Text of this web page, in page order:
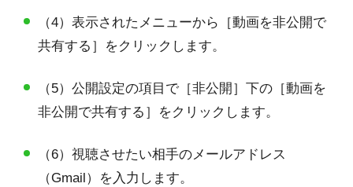
（4）表示されたメニューから［動画を非公開で
共有する］をクリックします。
（5）公開設定の項目で［非公開］下の［動画を
非公開で共有する］をクリックします。
（6）視聴させたい相手のメールアドレス
（Gmail）を入力します。